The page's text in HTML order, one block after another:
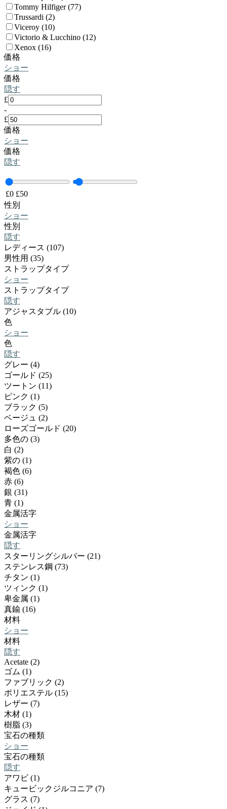
Tommy Hilfiger (77)
Trussardi (2)
Viceroy (10)
Victorio & Lucchino (12)
Xenox (16)
価格
ショー
価格
隠す
£
-
£
価格
ショー
価格
隠す
£0 £50
性別
ショー
性別
隠す
レディース (107)
男性用 (35)
ストラップタイプ
ショー
ストラップタイプ
隠す
アジャスタブル (10)
色
ショー
色
隠す
グレー (4)
ゴールド (25)
ツートン (11)
ピンク (1)
ブラック (5)
ベージュ (2)
ローズゴールド (20)
多色の (3)
白 (2)
紫の (1)
褐色 (6)
赤 (6)
銀 (31)
青 (1)
金属活字
ショー
金属活字
隠す
スターリングシルバー (21)
ステンレス鋼 (73)
チタン (1)
ツィンク (1)
卑金属 (1)
真鍮 (16)
材料
ショー
材料
隠す
Acetate (2)
ゴム (1)
ファブリック (2)
ポリエステル (15)
レザー (7)
木材 (1)
樹脂 (3)
宝石の種類
ショー
宝石の種類
隠す
アワビ (1)
キュービックジルコニア (7)
グラス (7)